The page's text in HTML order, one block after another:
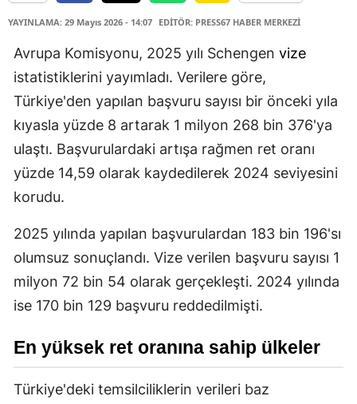
YAYINLAMA: 29 Mayıs 2026 - 14:07 EDİTÖR: PRESS67 HABER MERKEZİ
Avrupa Komisyonu, 2025 yılı Schengen vize
istatistiklerini yayımladı. Verilere göre,
Türkiye'den yapılan başvuru sayısı bir önceki yıla
kıyasla yüzde 8 artarak 1 milyon 268 bin 376'ya
ulaştı. Başvurulardaki artışa rağmen ret oranı
yüzde 14,59 olarak kaydedilerek 2024 seviyesini
korudu.
2025 yılında yapılan başvurulardan 183 bin 196'sı
olumsuz sonuçlandı. Vize verilen başvuru sayısı 1
milyon 72 bin 54 olarak gerçekleşti. 2024 yılında
ise 170 bin 129 başvuru reddedilmişti.
En yüksek ret oranına sahip ülkeler
Türkiye'deki temsilciliklerin verileri baz